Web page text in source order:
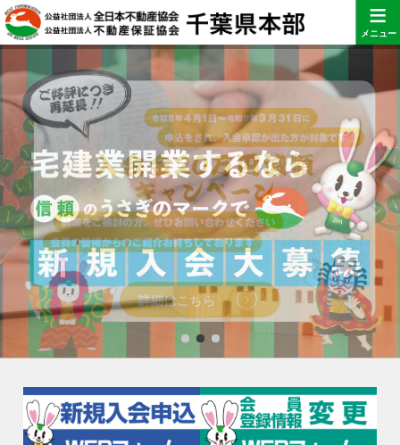
≡
メニュー
詳細はこちら
詳細はこちら